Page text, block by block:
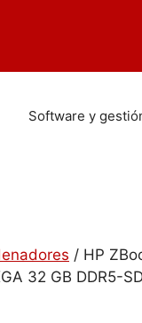
Software y
/ HP
32 GB DDR5-